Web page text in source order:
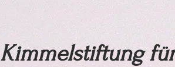
Kimmelstiftung